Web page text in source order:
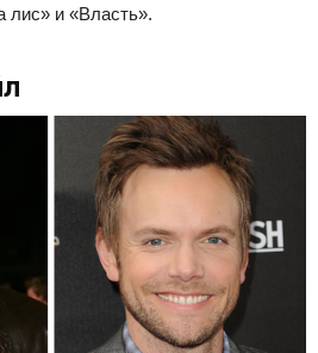
лис» и «Власть».